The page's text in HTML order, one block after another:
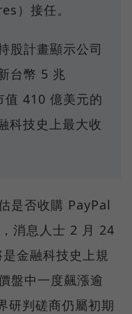
）接任。
股計畫顯示公司
台幣 5 兆
值 410 億美元的
科技史上最大收
是否收購 PayPal
消息人士 2 月 24
金融科技史上規
盤中一度飆漲逾
研判磋商仍屬初期